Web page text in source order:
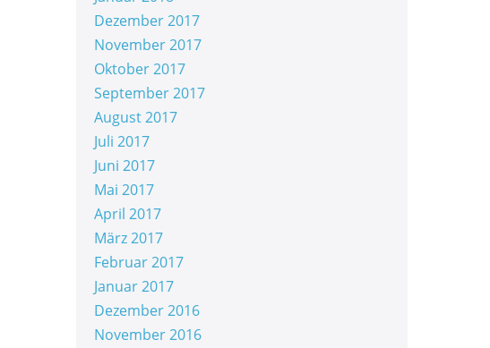
Dezember 2017
November 2017
Oktober 2017
September 2017
August 2017
Juli 2017
Juni 2017
Mai 2017
April 2017
März 2017
Februar 2017
Januar 2017
Dezember 2016
November 2016